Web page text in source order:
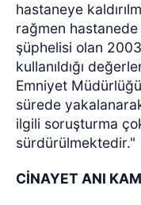
hastaneye
rağmen hastanede
şüphelisi olan
kullanıldığı
Emniyet
sürede
ilgili soruşturma
sürdürülmektedir."
CİNAYET ANI